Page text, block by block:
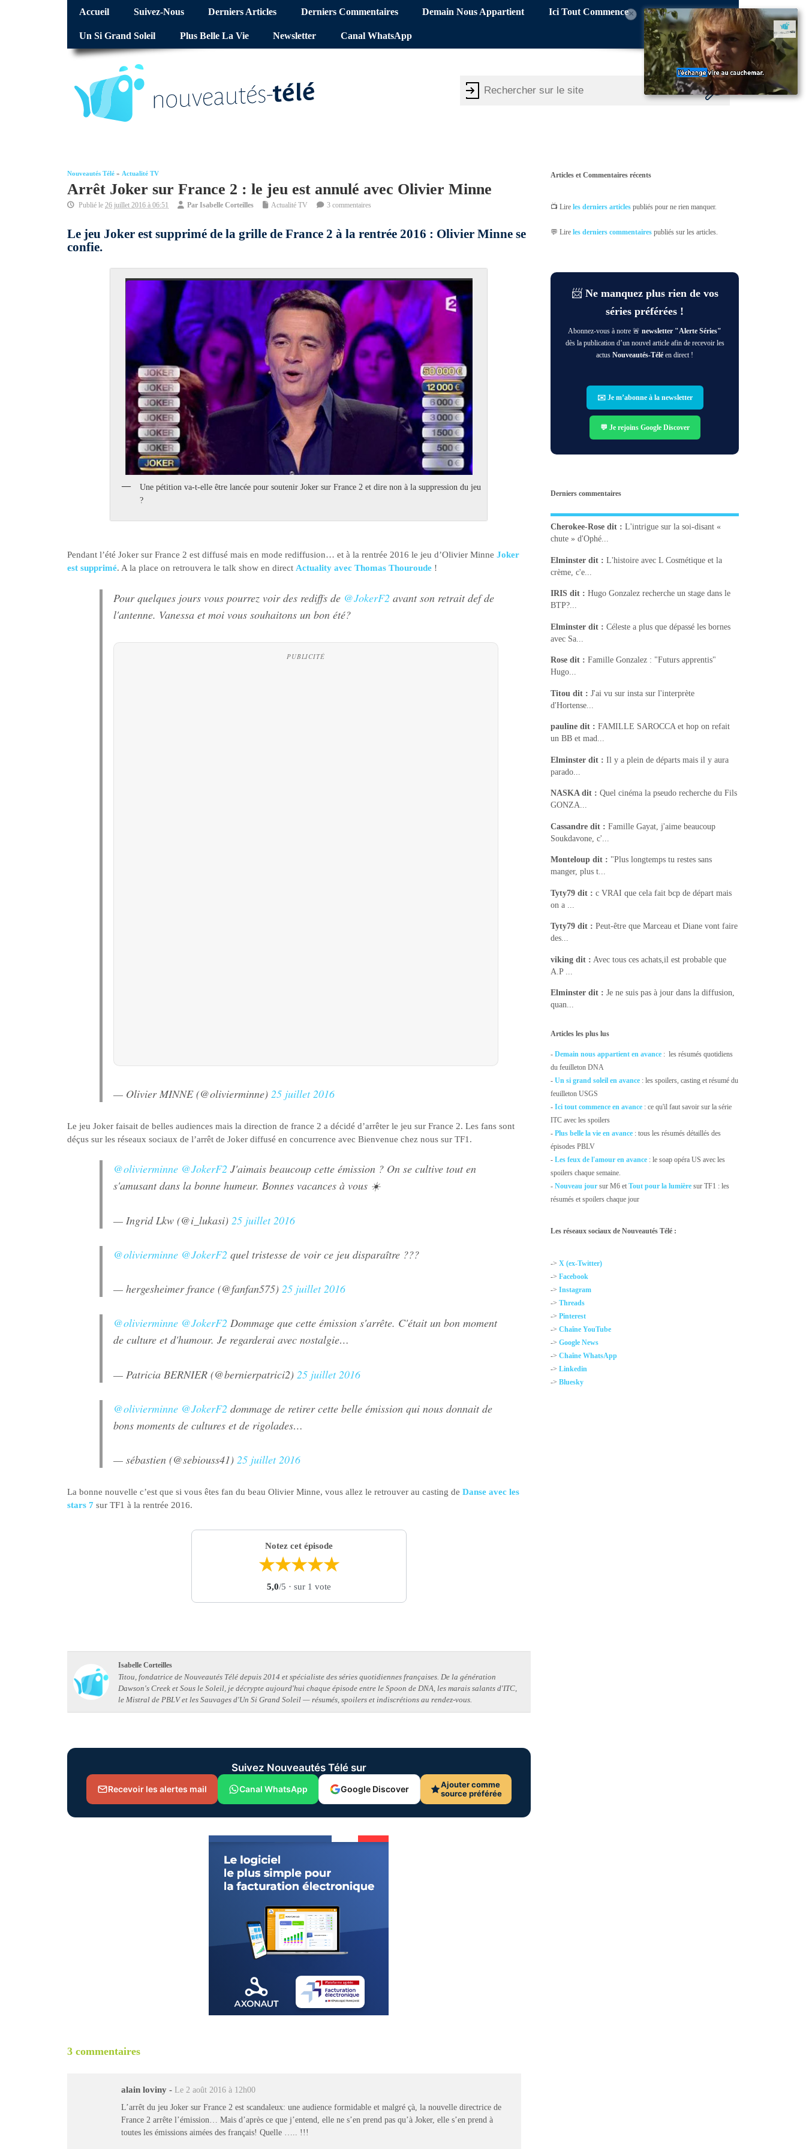
Accueil Suivez-Nous Derniers Articles Derniers Commentaires Demain Nous Appartient Ici Tout Commence
Un Si Grand Soleil Plus Belle La Vie Newsletter Canal WhatsApp
Nouveautés Télé » Actualité TV
Arrêt Joker sur France 2 : le jeu est annulé avec Olivier Minne
Publié le 26 juillet 2016 à 06:51 Par Isabelle Corteilles Actualité TV 3 commentaires
Le jeu Joker est supprimé de la grille de France 2 à la rentrée 2016 : Olivier Minne se
confie.
Une pétition va-t-elle être lancée pour soutenir Joker sur France 2 et dire non à la suppression du jeu
?
Pendant l’été Joker sur France 2 est diffusé mais en mode rediffusion… et à la rentrée 2016 le jeu d’Olivier Minne Joker
est supprimé. A la place on retrouvera le talk show en direct Actuality avec Thomas Thouroude !
Pour quelques jours vous pourrez voir des rediffs de @JokerF2 avant son retrait def de
l'antenne. Vanessa et moi vous souhaitons un bon été?
PUBLICITÉ
— Olivier MINNE (@olivierminne) 25 juillet 2016
Le jeu Joker faisait de belles audiences mais la direction de france 2 a décidé d’arrêter le jeu sur France 2. Les fans sont
déçus sur les réseaux sociaux de l’arrêt de Joker diffusé en concurrence avec Bienvenue chez nous sur TF1.
@olivierminne @JokerF2 J'aimais beaucoup cette émission ? On se cultive tout en
s'amusant dans la bonne humeur. Bonnes vacances à vous ☀️
— Ingrid Lkw (@i_lukasi) 25 juillet 2016
@olivierminne @JokerF2 quel tristesse de voir ce jeu disparaître ???
— hergesheimer france (@fanfan575) 25 juillet 2016
@olivierminne @JokerF2 Dommage que cette émission s'arrête. C'était un bon moment
de culture et d'humour. Je regarderai avec nostalgie…
— Patricia BERNIER (@bernierpatrici2) 25 juillet 2016
@olivierminne @JokerF2 dommage de retirer cette belle émission qui nous donnait de
bons moments de cultures et de rigolades…
— sébastien (@sebiouss41) 25 juillet 2016
La bonne nouvelle c’est que si vous êtes fan du beau Olivier Minne, vous allez le retrouver au casting de Danse avec les
stars 7 sur TF1 à la rentrée 2016.
Notez cet épisode
★★★★★
5,0/5 · sur 1 vote
Isabelle Corteilles
Titou, fondatrice de Nouveautés Télé depuis 2014 et spécialiste des séries quotidiennes françaises. De la génération
Dawson's Creek et Sous le Soleil, je décrypte aujourd'hui chaque épisode entre le Spoon de DNA, les marais salants d'ITC,
le Mistral de PBLV et les Sauvages d'Un Si Grand Soleil — résumés, spoilers et indiscrétions au rendez-vous.
Suivez Nouveautés Télé sur
Recevoir les alertes mail Canal WhatsApp Google Discover
Ajouter comme
source préférée
3 commentaires
alain loviny - Le 2 août 2016 à 12h00
L’arrêt du jeu Joker sur France 2 est scandaleux: une audience formidable et malgré çà, la nouvelle directrice de
France 2 arrête l’émission… Mais d’après ce que j’entend, elle ne s’en prend pas qu’à Joker, elle s’en prend à
toutes les émissions aimées des français! Quelle ….. !!!
×
Articles et Commentaires récents
📺 Lireles derniers articles publiés pour ne rien manquer.
💬 Lireles derniers commentaires publiés sur les articles.
📨 Ne manquez plus rien de vos
séries préférées !
Abonnez-vous à notre 🚨newsletter "Alerte Séries"
dès la publication d’un nouvel article afin de recevoir les
actusNouveautés-Télé en direct !
✉️ Je m’abonne à la newsletter
💬 Je rejoins Google Discover
Derniers commentaires
Cherokee-Rose dit : L'intrigue sur la soi-disant «
chute » d'Ophé...
Elminster dit : L'histoire avec L Cosmétique et la
crème, c'e...
IRIS dit : Hugo Gonzalez recherche un stage dans le
BTP?...
Elminster dit : Céleste a plus que dépassé les bornes
avec Sa...
Rose dit : Famille Gonzalez : "Futurs apprentis"
Hugo...
Titou dit : J'ai vu sur insta sur l'interprète
d'Hortense...
pauline dit : FAMILLE SAROCCA et hop on refait
un BB et mad...
Elminster dit : Il y a plein de départs mais il y aura
parado...
NASKAdit : Quel cinéma la pseudo recherche du Fils
GONZA...
Cassandre dit : Famille Gayat, j'aime beaucoup
Soukdavone, c'...
Monteloup dit : "Plus longtemps tu restes sans
manger, plus t...
Tyty79 dit : c VRAI que cela fait bcp de départ mais
on a ...
Tyty79 dit : Peut-être que Marceau et Diane vont faire
des...
viking dit : Avec tous ces achats,il est probable que
A.P ...
Elminster dit : Je ne suis pas à jour dans la diffusion,
quan...
Articles les plus lus
-Demain nous appartient en avance : les résumés quotidiens
du feuilleton DNA
-Un si grand soleil en avance : les spoilers, casting et résumé du
feuilleton USGS
-Ici tout commence en avance : ce qu'il faut savoir sur la série
ITC avec les spoilers
- Plus belle la vie en avance : tous les résumés détaillés des
épisodes PBLV
-Les feux de l'amour en avance : le soap opéra US avec les
spoilers chaque semaine.
-Nouveau jour sur M6 etTout pour la lumière sur TF1 : les
résumés et spoilers chaque jour
Les réseaux sociaux de Nouveautés Télé :
->X (ex-Twitter)
->Facebook
->Instagram
->Threads
->Pinterest
->Chaîne YouTube
->Google News
->Chaîne WhatsApp
->Linkedin
->Bluesky